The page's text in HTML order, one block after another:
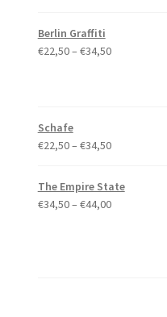
€34,50
Berlin Graffiti
€22,50– €34,50Preisspanne:
Schafe
€22,50– €34,50Preisspanne:
bis
€34,50
The Empire State
€34,50– €44,00Preisspanne: